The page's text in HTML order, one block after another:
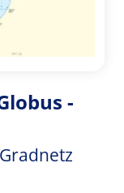
-